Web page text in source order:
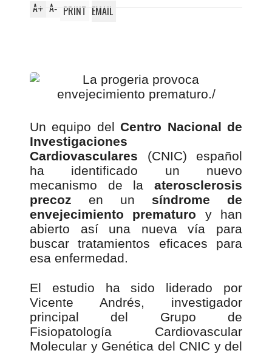
A+ A- PRINT EMAIL
Un equipo delCentro Nacional de
Investigaciones
Cardiovasculares (CNIC) español
ha identificado un nuevo
mecanismo de la aterosclerosis
precoz en un síndrome de
envejecimiento prematuro y han
abierto así una nueva vía para
buscar tratamientos eficaces para
esa enfermedad.
El estudio ha sido liderado por
Vicente Andrés, investigador
principal del Grupo de
Fisiopatología Cardiovascular
Molecular y Genética del CNIC y del